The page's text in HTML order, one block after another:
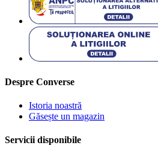
Despre Converse
Istoria noastră
Găsește un magazin
Servicii disponibile